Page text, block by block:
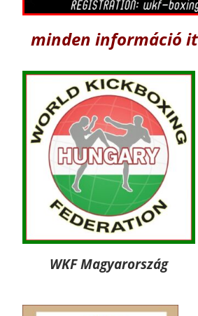
minden információ
WKF Magyarország